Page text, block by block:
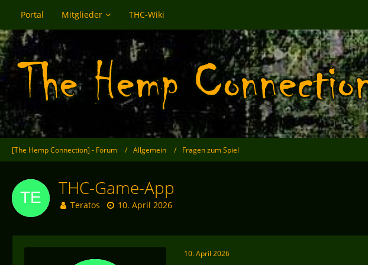
Portal Mitglieder THC-Wiki
[The Hemp Connection] - Forum Allgemein Fragen zum Spiel
THC-Game-App
Teratos 10. April 2026
10. April 2026